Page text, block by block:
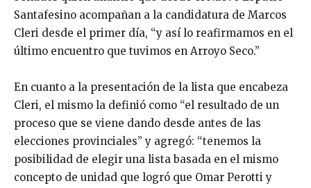
Santafesino acompañan a la candidatura de Marcos
Cleri desde el primer día, “y así lo reafirmamos en el
último encuentro que tuvimos en Arroyo Seco.”
En cuanto a la presentación de la lista que encabeza
Cleri, el mismo la definió como “el resultado de un
proceso que se viene dando desde antes de las
elecciones provinciales” y agregó: “tenemos la
posibilidad de elegir una lista basada en el mismo
concepto de unidad que logró que Omar Perotti y